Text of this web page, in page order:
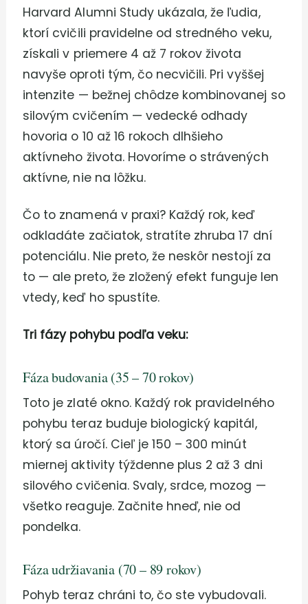
Harvard Alumni Study ukázala, že ľudia,
ktorí cvičili pravidelne od stredného veku,
získali v priemere 4 až 7 rokov života
navyše oproti tým, čo necvičili. Pri vyššej
intenzite — bežnej chôdze kombinovanej so
silovým cvičením — vedecké odhady
hovoria o 10 až 16 rokoch dlhšieho
aktívneho života. Hovoríme o strávených
aktívne, nie na lôžku.
Čo to znamená v praxi? Každý rok, keď
odkladáte začiatok, stratíte zhruba 17 dní
potenciálu. Nie preto, že neskôr nestojí za
to — ale preto, že zložený efekt funguje len
vtedy, keď ho spustíte.
Tri fázy pohybu podľa veku:
Fáza budovania (35 – 70 rokov)
Toto je zlaté okno. Každý rok pravidelného
pohybu teraz buduje biologický kapitál,
ktorý sa úročí. Cieľ je 150 – 300 minút
miernej aktivity týždenne plus 2 až 3 dni
silového cvičenia. Svaly, srdce, mozog —
všetko reaguje. Začnite hneď, nie od
pondelka.
Fáza udržiavania (70 – 89 rokov)
Pohyb teraz chráni to, čo ste vybudovali.